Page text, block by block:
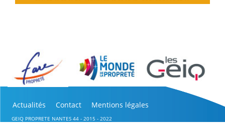
Actualités Contact Mentions légales
GEIQ PROPRETE NANTES 44 - 2015 - 2022